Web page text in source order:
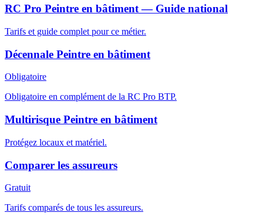
RC Pro Peintre en bâtiment — Guide national
Tarifs et guide complet pour ce métier.
Décennale Peintre en bâtiment
Obligatoire
Obligatoire en complément de la RC Pro BTP.
Multirisque Peintre en bâtiment
Protégez locaux et matériel.
Comparer les assureurs
Gratuit
Tarifs comparés de tous les assureurs.